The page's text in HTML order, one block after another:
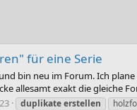
für eine Serie
bin neu im Forum. Ich
allesamt exakt die gleiche
duplikateerstellen